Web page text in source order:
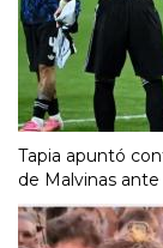
Tapia apuntó
de Malvinas